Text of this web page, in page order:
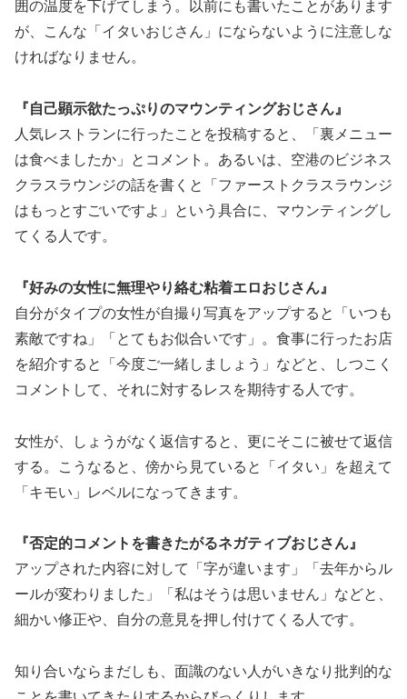
囲の温度を下げてしまう。以前にも書いたことがあります
が、こんな「イタいおじさん」にならないように注意しな
ければなりません。
『自己顕示欲たっぷりのマウンティングおじさん』
人気レストランに行ったことを投稿すると、「裏メニュー
は食べましたか」とコメント。あるいは、空港のビジネス
クラスラウンジの話を書くと「ファーストクラスラウンジ
はもっとすごいですよ」という具合に、マウンティングし
てくる人です。
『好みの女性に無理やり絡む粘着エロおじさん』
自分がタイプの女性が自撮り写真をアップすると「いつも
素敵ですね」「とてもお似合いです」。食事に行ったお店
を紹介すると「今度ご一緒しましょう」などと、しつこく
コメントして、それに対するレスを期待する人です。
女性が、しょうがなく返信すると、更にそこに被せて返信
する。こうなると、傍から見ていると「イタい」を超えて
「キモい」レベルになってきます。
『否定的コメントを書きたがるネガティブおじさん』
アップされた内容に対して「字が違います」「去年からル
ールが変わりました」「私はそうは思いません」などと、
細かい修正や、自分の意見を押し付けてくる人です。
知り合いならまだしも、面識のない人がいきなり批判的な